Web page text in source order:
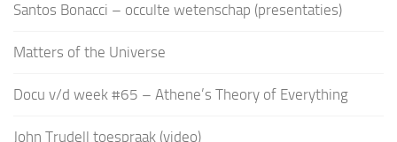
Santos Bonacci – occulte wetenschap (presentaties)
Matters of the Universe
Docu v/d week #65 – Athene’s Theory of Everything
John Trudell toespraak (video)